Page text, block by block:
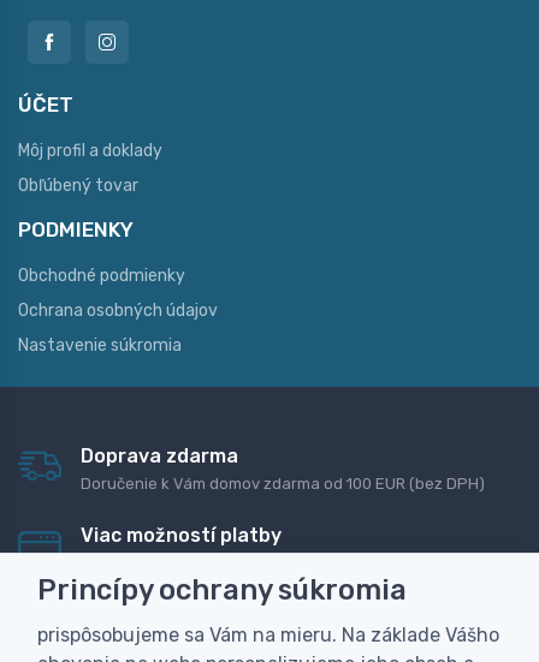
ÚČET
Môj profil a doklady
Obľúbený tovar
PODMIENKY
Obchodné podmienky
Ochrana osobných údajov
Nastavenie súkromia
Doprava zdarma
Doručenie k Vám domov zdarma od 100 EUR (bez DPH)
Viac možností platby
dobierku
Personalizácia
Princípy ochrany súkromia
prispôsobujeme sa Vám na mieru. Na základe Vášho